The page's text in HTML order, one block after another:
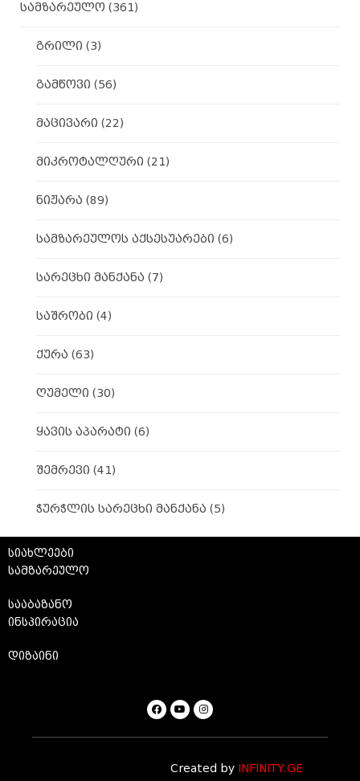
სამზარეულო (361)
გრილი (3)
გამწოვი (56)
მაცივარი (22)
მიკროტალღური (21)
ნიჟარა (89)
სამზარეულოს აქსესუარები (6)
სარეცხი მანქანა (7)
საშრობი (4)
ქურა (63)
ღუმელი (30)
ყავის აპარატი (6)
შემრევი (41)
ჭურჭლის სარეცხი მანქანა (5)
სიახლეები
სამზარეულო
სააბაზანო
ინსპირაცია
დიზაინი
Created by INFINITY.GE